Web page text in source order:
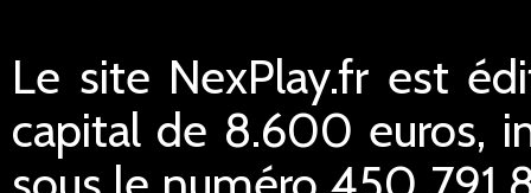
Le site NexPlay.fr est
capital de 8.600 euros,